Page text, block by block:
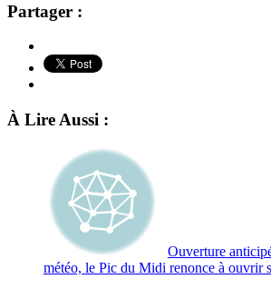
Partager :
À Lire Aussi :
Ouverture
météo, le Pic du Midi renonce à ouvrir